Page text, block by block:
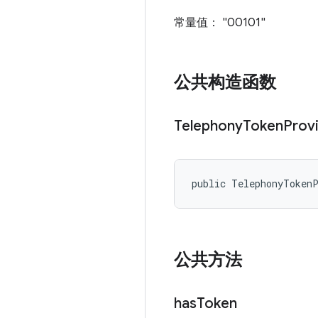
常量值： "00101"
公共构造函数
TelephonyToken
public
公共方法
hasToken